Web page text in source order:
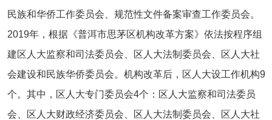
民族和华侨工作委员会、规范性文件备案审查工作委员会。
2019年，根据《普洱市思茅区机构改革方案》依法按程序组
建区人大监察和司法委员会、区人大法制委员会、区人大社
会建设和民族华侨委员会。机构改革后，区人大设工作机构9
个。其中，区人大专门委员会4个：区人大监察和司法委员
会、区人大财政经济委员会、区人大法制委员会、区人大社